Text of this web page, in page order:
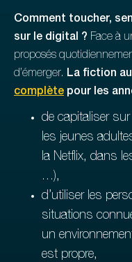
Comment toucher,
sur le digital ? Face à
proposés
d’émerger. La fiction
complète pour les
de capitaliser
les jeunes
la Netflix, dans
…),
d’utiliser les
situations
un
est propre,